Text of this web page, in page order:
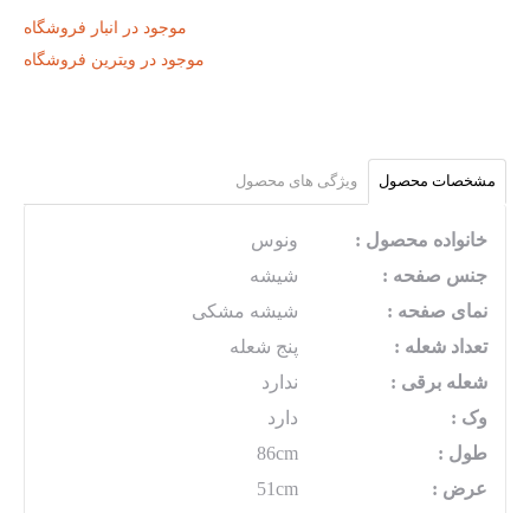
موجود در انبار فروشگاه
موجود در ویترین فروشگاه
مشخصات محصول ویژگی های محصول
خانواده محصول :
ونوس
جنس صفحه :
شیشه
نمای صفحه :
شیشه مشکی
تعداد شعله :
پنج شعله
شعله برقی :
ندارد
وک :
دارد
طول :
86cm
عرض :
51cm